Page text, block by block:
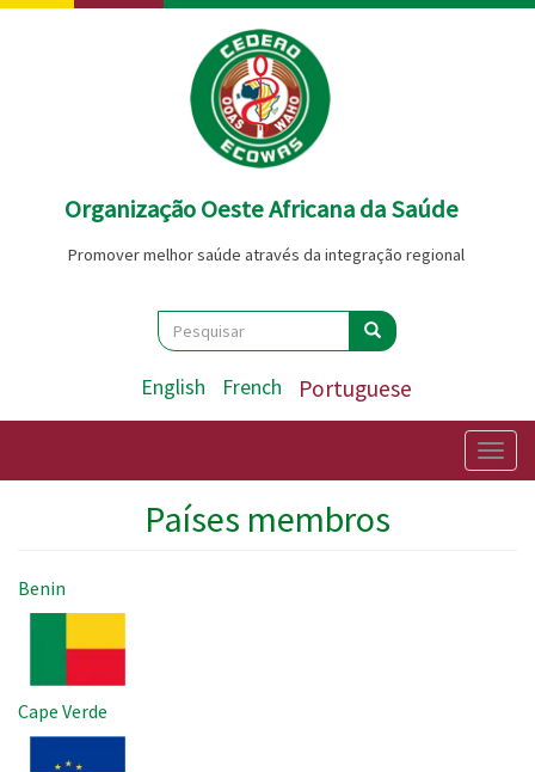
Passar
Organização Oeste Africana da Saúde
Promover melhor saúde através da integração regional
Search
Pesquisar Pesquisar
English French Portuguese
Países membros
Benin
Imagem
Cape Verde
Imagem